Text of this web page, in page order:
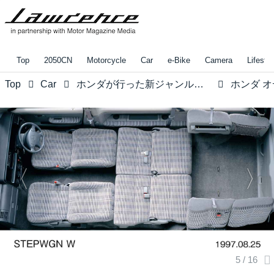
Top 2050CN Motorcycle Car e-Bike Camera
Top Car ホンダが行った新ジャンルへのチャレンジ！【みんなの知らないホンダvol.9】